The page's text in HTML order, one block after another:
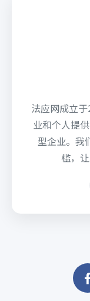
法应网成立
业和个人提
型企业。我
槛，